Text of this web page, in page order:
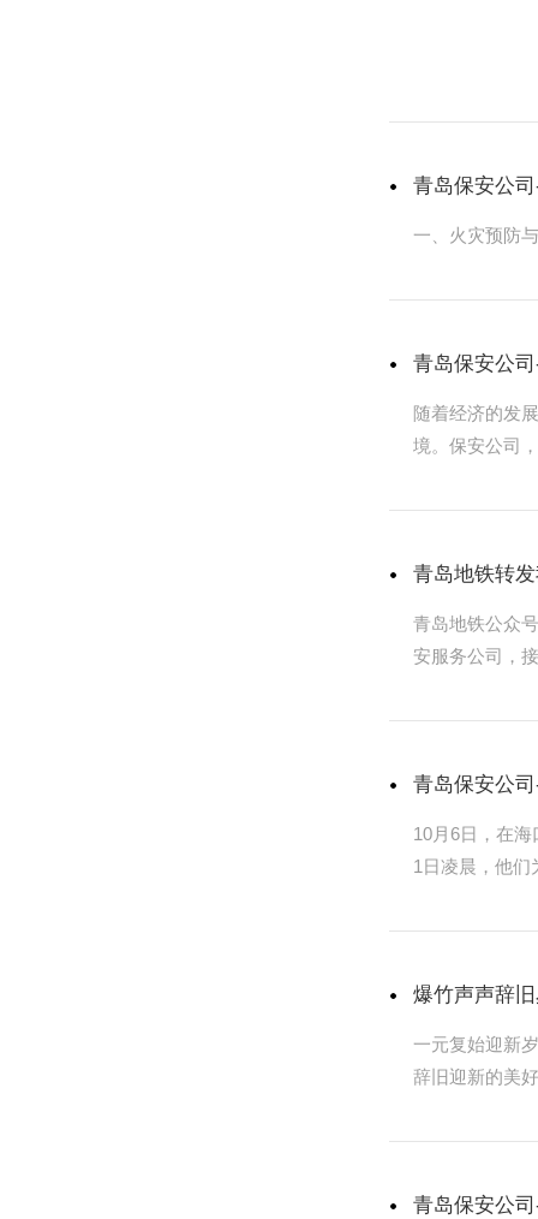
青岛保安公
一、火灾预防
青岛保安公
随着经济的发
境。保安公司
青岛地铁转
青岛地铁公众
安服务公司，
青岛保安公
10月6日，在
1日凌晨，他们
爆竹声声辞
一元复始迎新
辞旧迎新的美
青岛保安公